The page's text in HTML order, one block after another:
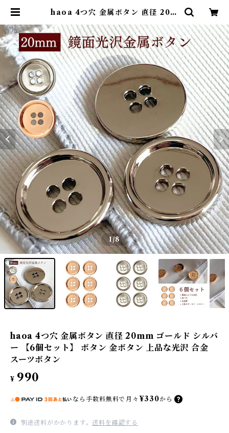
haoa 4つ穴 金属ボタン 直径 20m
ト】 ボタン 金ボタン 上品な光沢 合
金 スーツボタン | コモンママ
1/8
haoa 4つ穴 金属ボタン 直径 20mm ゴールド シルバ
ー 【6個セット】 ボタン 金ボタン 上品な光沢 合金
スーツボタン
¥ 990
なら 手数料無料で 月々 ¥330から
別途送料がかかります。送料を確認する